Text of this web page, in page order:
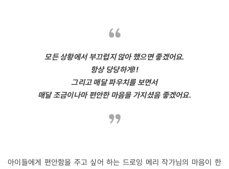
모든 상황에서 부끄럽지 않아 했으면 좋겠어요.
항상 당당하게!!
그리고 매달 파우치를 보면서
매달 조금이나마 편안한 마음을 가지셨음 좋겠어요.
아이들에게 편안함을 주고 싶어 하는 드로잉 메리 작가님의 마음이 한